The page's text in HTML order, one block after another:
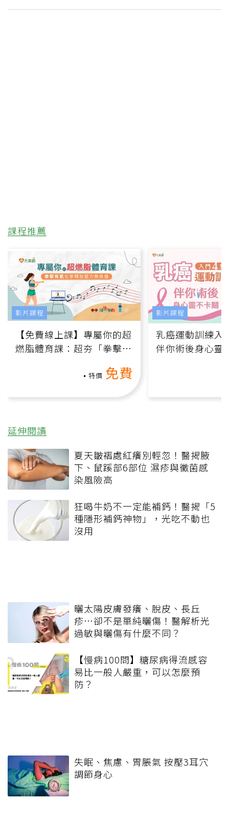
課程推薦
【免費線上課】專屬你的超
燃脂體育課：超夯「拳擊有
特價 免費
影片課程
乳癌運動訓練入
伴你術後身心靈
影片課程
延伸閱讀
夏天皺褶處紅癢別輕忽！醫揭腋
下、鼠蹊部6部位 濕疹與黴菌感
染風險高
狂喝牛奶不一定能補鈣！醫揭「5
種隱形補鈣神物」，光吃不動也
沒用
曬太陽皮膚發癢、脫皮、長丘
疹…卻不是單純曬傷！醫解析光
過敏與曬傷有什麼不同？
【慢病100問】糖尿病得流感容
易比一般人嚴重，可以怎麼預
防？
失眠、焦慮、胃脹氣 按壓3耳穴
調節身心